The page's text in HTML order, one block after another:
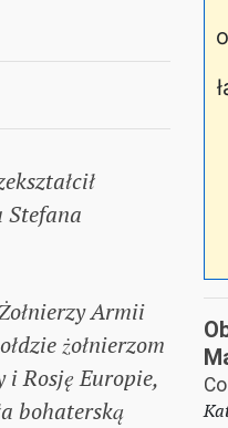
Stefana
Armii
żołnierzom
Rosję Europie,
bohaterską